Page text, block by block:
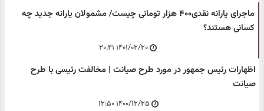
ماجرای یارانه نقدی۴۰۰ هزار تومانی چیست/ مشمولان یارانه جدید چه
کسانی هستند؟
۱۴۰۱/۰۲/۲۰ ۲۰:۴۱
اظهارات رئیس جمهور در مورد طرح صیانت | مخالفت رئیسی با طرح
صیانت
۱۴۰۰/۱۲/۲۵ ۱۲:۵۰